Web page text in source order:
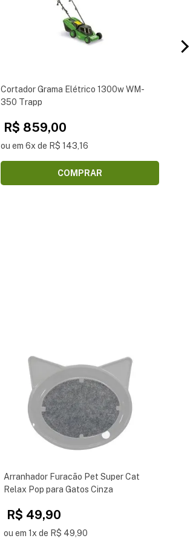
Cortador Grama Elétrico 1300w WM-
350 Trapp
R$ 859,00
ou em 6x de R$ 143,16
COMPRAR
Arranhador Furacão Pet Super Cat
Relax Pop para Gatos Cinza
R$ 49,90
ou em 1x de R$ 49,90